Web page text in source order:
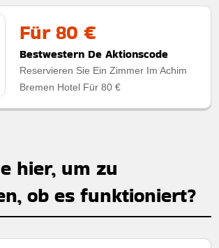
Für 80 €
Bestwestern De Aktionscode
Reservieren Sie Ein Zimmer Im Achim
Bremen Hotel Für 80 €
hier, um zu
ob es funktioniert?